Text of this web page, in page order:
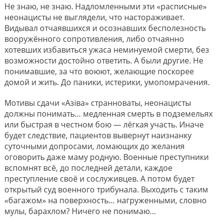
Не знаю, не знаю. Надломленными эти «расписные»
неонацисты не выглядели, что настораживает.
Видывал отчаявшихся и осознавших бесполезность
вооружённого сопротивления, либо отчаянно
хотевших избавиться ужаса неминуемой смерти, без
возможности достойно ответить. А были другие. Не
понимавшие, за что воюют, желающие поскорее
домой и жить. До паники, истерики, умопомрачения.
Мотивы сдачи «Азiва» странноваты, неонацисты
должны понимать… медленная смерть в подземельях
или быстрая в честном бою — лёгкая участь. Иначе
будет следствие, пациентов вывернут наизнанку
суточными допросами, ломающих до желания
оговорить даже маму родную. Военные преступники
вспомнят всё, до последней детали, каждое
преступление своё и сослуживцев. А потом будет
открытый суд военного трибунала. Выходить с таким
«багажом» на поверхность… нагруженными, словно
мулы, барахлом? Ничего не понимаю…